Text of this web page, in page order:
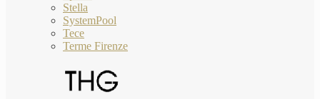
Stella
SystemPool
Tece
Terme Firenze